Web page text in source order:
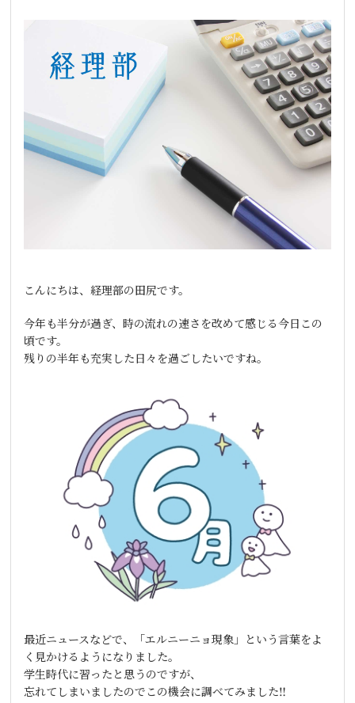
こんにちは、経理部の田尻です。
今年も半分が過ぎ、時の流れの速さを改めて感じる今日この
頃です。
残りの半年も充実した日々を過ごしたいですね。
最近ニュースなどで、「エルニーニョ現象」という言葉をよ
く見かけるようになりました。
学生時代に習ったと思うのですが、
忘れてしまいましたのでこの機会に調べてみました‼